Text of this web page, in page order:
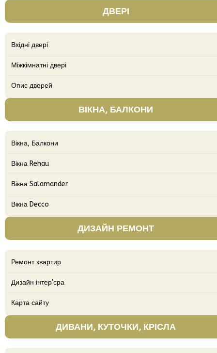
ДВЕРІ
Вхідні двері
Міжкімнатні двері
Опис дверей
ВІКНА, БАЛКОНИ
Вікна, Балкони
Вікна Rehau
Вікна Salamander
Вікна Decco
ДИЗАЙН РЕМОНТ
Ремонт квартир
Дизайн інтер'єра
Карта сайту
ДИВАНИ, КУТОЧКИ, КРІСЛА